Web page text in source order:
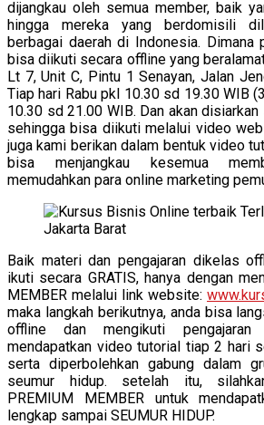
dijangkau oleh semua member, baik
hingga mereka yang berdomisili
berbagai daerah di Indonesia. Dimana
bisa diikuti secara offline yang
Lt 7, Unit C, Pintu 1 Senayan, Jalan
Tiap hari Rabu pkl 10.30 sd 19.30 WIB
10.30 sd 21.00 WIB. Dan akan
sehingga bisa diikuti melalui video
juga kami berikan dalam bentuk video
bisa menjangkau kesemua
memudahkan para online marketing
Baik materi dan pengajaran dikelas
ikuti secara GRATIS, hanya dengan
MEMBER melalui link website:
maka langkah berikutnya, anda bisa
offline dan mengikuti
mendapatkan video tutorial tiap 2 hari
serta diperbolehkan gabung dalam
seumur hidup. setelah itu,
PREMIUM MEMBER untuk
lengkap sampai SEUMUR HIDUP.